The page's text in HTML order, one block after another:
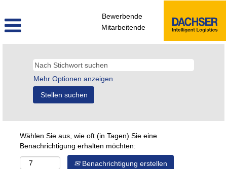
Bewerbende
Mitarbeitende
Mehr Optionen anzeigen
Wählen Sie aus, wie oft (in Tagen) Sie eine
Benachrichtigung erhalten möchten:
Benachrichtigung erstellen